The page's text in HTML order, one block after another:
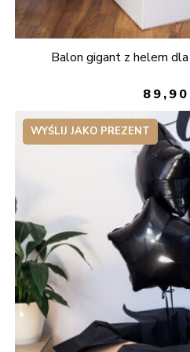
Balon gigant z helem
89,90
WYŚLIJ JAKO PREZENT